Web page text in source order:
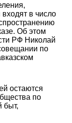
в число
Об этом
РФ Николай
по
остаются
по
быт,